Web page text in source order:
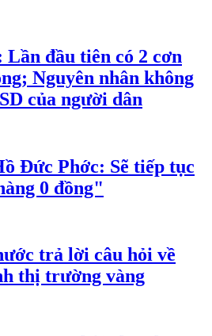
đầu tiên có 2 cơn
Nguyên nhân không
của người dân
Đức Phớc: Sẽ tiếp tục
0 đồng"
trả lời câu hỏi về
thị trường vàng